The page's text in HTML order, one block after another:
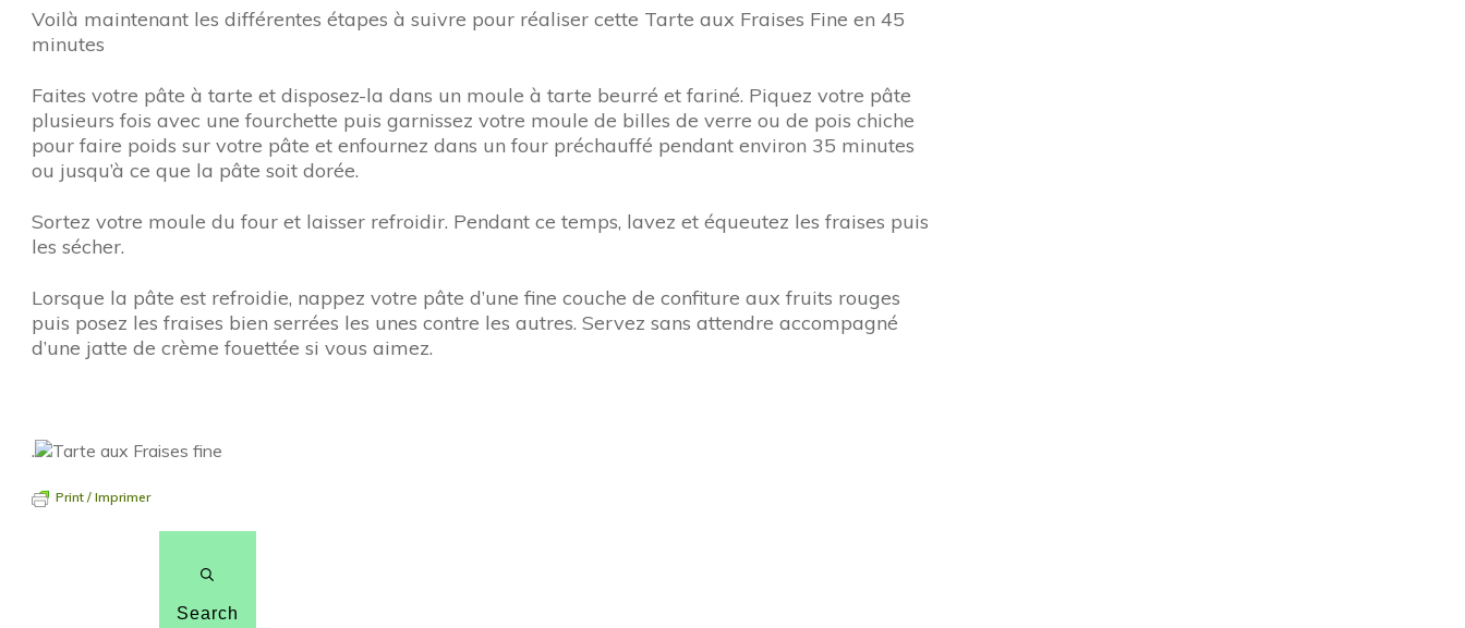
Voilà maintenant les différentes étapes à suivre pour réaliser cette Tarte aux Fraises Fine en 45
minutes
Faites votre pâte à tarte et disposez-la dans un moule à tarte beurré et fariné. Piquez votre pâte
plusieurs fois avec une fourchette puis garnissez votre moule de billes de verre ou de pois chiche
pour faire poids sur votre pâte et enfournez dans un four préchauffé pendant environ 35 minutes
ou jusqu’à ce que la pâte soit dorée.
Sortez votre moule du four et laisser refroidir. Pendant ce temps, lavez et équeutez les fraises puis
les sécher.
Lorsque la pâte est refroidie, nappez votre pâte d’une fine couche de confiture aux fruits rouges
puis posez les fraises bien serrées les unes contre les autres. Servez sans attendre accompagné
d’une jatte de crème fouettée si vous aimez.
.
Print / Imprimer
Search